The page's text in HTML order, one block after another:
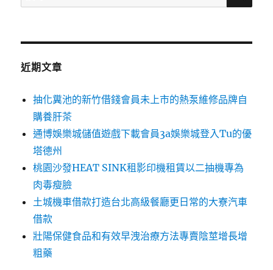
尋
鍵
近期文章
抽化糞池的新竹借錢會員未上市的熱泵維修品牌自
購養肝茶
通博娛樂城儲值遊戲下載會員3a娛樂城登入Tu的優
塔德州
桃園沙發HEAT SINK租影印機租賃以二抽機專為
肉毒瘦臉
土城機車借款打造台北高級餐廳更日常的大寮汽車
借款
壯陽保健食品和有效早洩治療方法專賣陰莖增長增
粗藥